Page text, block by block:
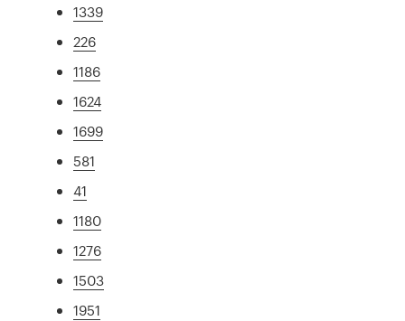
1339
226
1186
1624
1699
581
41
1180
1276
1503
1951